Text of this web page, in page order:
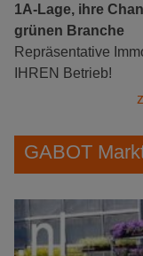
1A-Lage, ihre
grünen Branche
Repräsentative
IHREN Betrieb!
GABOT